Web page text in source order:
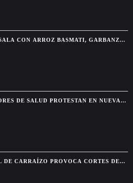
CON ARROZ BASMATI, GARBANZOS
Y SALSA CREMOSA
DE SALUD PROTESTAN EN NUEVA
EL FIN DEL TPS PARA HAITIANOS
DE CARRAÍZO PROVOCA CORTES DE